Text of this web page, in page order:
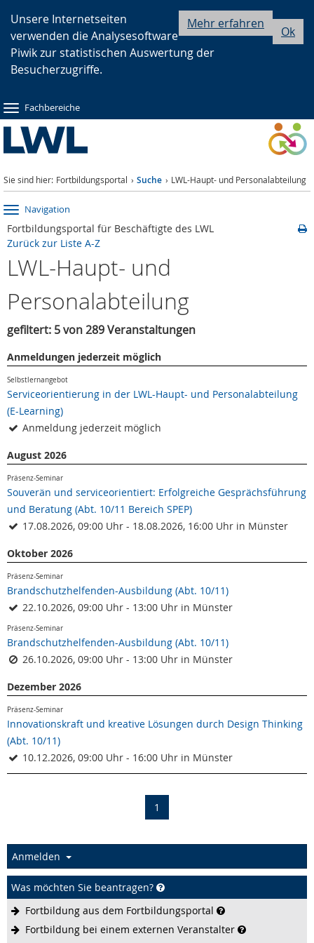
Hauptnavigation
Seitennavigation
Inhalt
Ok
Mehr erfahren
Unsere Internetseiten
verwenden die Analysesoftware
Piwik zur statistischen Auswertung der
Besucherzugriffe.
Fachbereiche
Sie sind hier: Fortbildungsportal Suche LWL-Haupt- und Personalabteilung
Navigation
Fortbildungsportal für Beschäftigte des LWL
Zurück zur Liste A-Z
LWL-Haupt- und
Personalabteilung
gefiltert: 5 von 289 Veranstaltungen
Anmeldungen jederzeit möglich
Selbstlernangebot
Serviceorientierung in der LWL-Haupt- und Personalabteilung
(E-Learning)
Anmeldung jederzeit möglich
August 2026
Präsenz-Seminar
Souverän und serviceorientiert: Erfolgreiche Gesprächsführung
und Beratung (Abt. 10/11 Bereich SPEP)
17.08.2026, 09:00 Uhr - 18.08.2026, 16:00 Uhr in Münster
Oktober 2026
Präsenz-Seminar
Brandschutzhelfenden-Ausbildung (Abt. 10/11)
22.10.2026, 09:00 Uhr - 13:00 Uhr in Münster
Präsenz-Seminar
Brandschutzhelfenden-Ausbildung (Abt. 10/11)
26.10.2026, 09:00 Uhr - 13:00 Uhr in Münster
Dezember 2026
Präsenz-Seminar
Innovationskraft und kreative Lösungen durch Design Thinking
(Abt. 10/11)
10.12.2026, 09:00 Uhr - 16:00 Uhr in Münster
1
Anmelden
Was möchten Sie beantragen?
Fortbildung aus dem Fortbildungsportal
Fortbildung bei einem externen Veranstalter